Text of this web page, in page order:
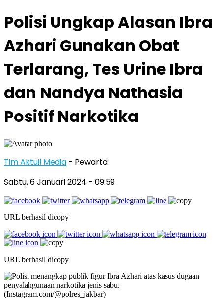
Polisi Ungkap Alasan Ibra
Azhari Gunakan Obat
Terlarang, Tes Urine Ibra
dan Nandya Nathasia
Positif Narkotika
Tim Aktuil Media - Pewarta
Sabtu, 6 Januari 2024 - 09:59
URL berhasil dicopy
URL berhasil dicopy